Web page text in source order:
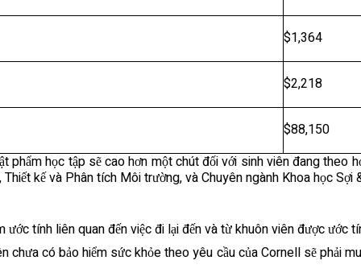
$1,364
$2,218
$88,150
phẩm học tập sẽ cao hơn một chút đối với sinh viên đang theo
Thiết kế và Phân tích Môi trường, và Chuyên ngành Khoa học Sợi
ước tính liên quan đến việc đi lại đến và từ khuôn viên được ước
chưa có bảo hiểm sức khỏe theo yêu cầu của Cornell sẽ phải